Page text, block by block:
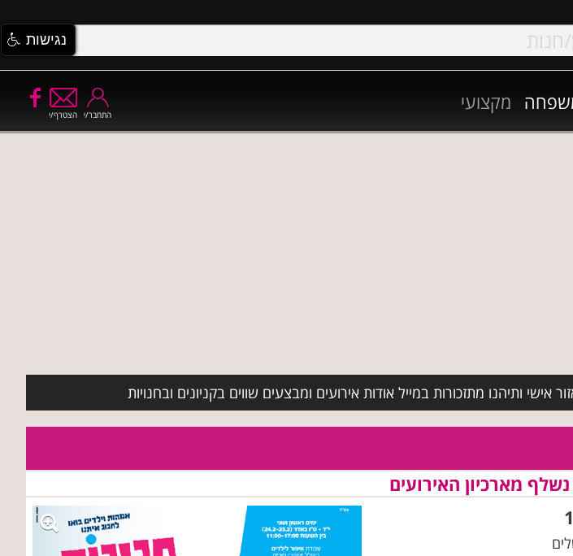
מקצועי
הצטרף/י התחבר/י
ותיהנו מתזכורות במייל אודות אירועים ומבצעים שווים בקניונים ובחנויות
מארכיון האירועים
נגישות